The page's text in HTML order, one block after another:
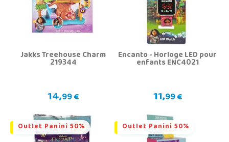
Jakks Treehouse Charm
219344
14,99 €
Encanto - Horloge LED pour
enfants ENC4021
11,99 €
Outlet Panini 50% Outlet Panini 50%